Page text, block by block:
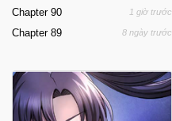
Chapter 90 1 giờ trước
Chapter 89 8 ngày trước